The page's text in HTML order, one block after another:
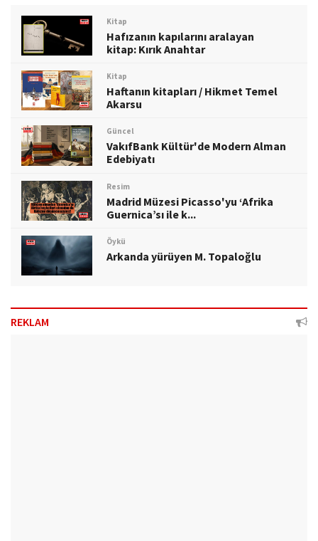
Kitap
Hafızanın kapılarını aralayan
kitap: Kırık Anahtar
Kitap
Haftanın kitapları / Hikmet Temel
Akarsu
Güncel
VakıfBank Kültür'de Modern Alman
Edebiyatı
Resim
Madrid Müzesi Picasso'yu ‘Afrika
Guernica’sı ile k...
Öykü
Arkanda yürüyen M. Topaloğlu
REKLAM